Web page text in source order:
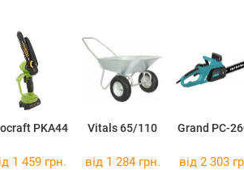
PKA44 Vitals 65/110 Grand PC-
1 459 грн. від 1 284 грн. від 2 303